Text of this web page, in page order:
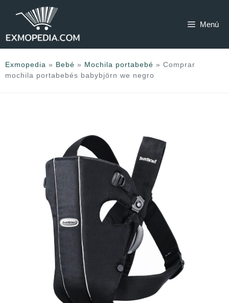
Menú
Exmopedia » Bebé » Mochila portabebé » Comprar
mochila portabebés babybjörn we negro